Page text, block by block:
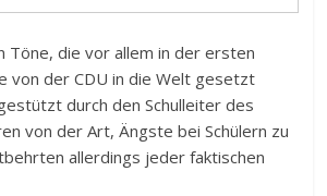
Töne, die vor allem in der ersten
von der CDU in die Welt gesetzt
durch den Schulleiter des
von der Art, Ängste bei Schülern zu
allerdings jeder faktischen